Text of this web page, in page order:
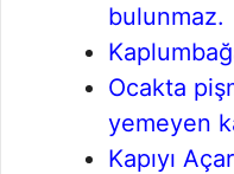
bulunmaz.
Ocakta
yemeyen
Kapıyı